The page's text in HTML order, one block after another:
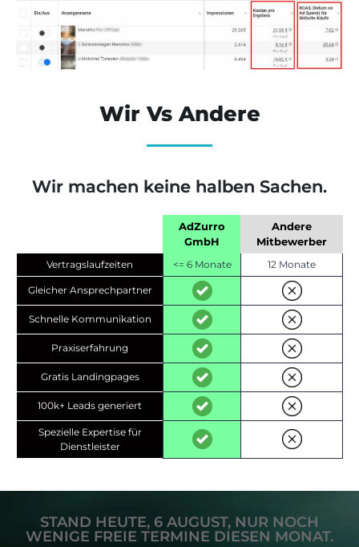
Wir Vs Andere
Wir machen keine halben Sachen.
AdZurro
GmbH
Andere
Mitbewerber
Vertragslaufzeiten <= 6 Monate 12 Monate
Gleicher Ansprechpartner
Schnelle Kommunikation
Praxiserfahrung
Gratis Landingpages
100k+ Leads generiert
Spezielle Expertise für
Dienstleister
STAND HEUTE, 6 AUGUST, NUR NOCH
WENIGE FREIE TERMINE DIESEN MONAT.